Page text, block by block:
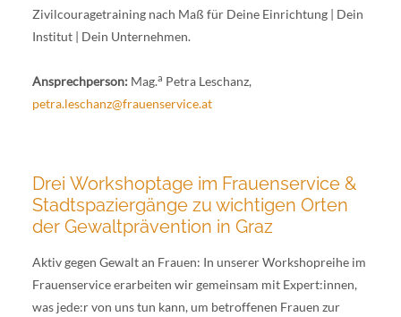
Zivilcouragetraining nach Maß für Deine Einrichtung | Dein
Institut | Dein Unternehmen.
Ansprechperson: Mag.a Petra Leschanz,
petra.leschanz@frauenservice.at
Drei Workshoptage im Frauenservice &
Stadtspaziergänge zu wichtigen Orten
der Gewaltprävention in Graz
Aktiv gegen Gewalt an Frauen: In unserer Workshopreihe im
Frauenservice erarbeiten wir gemeinsam mit Expert:innen,
was jede:r von uns tun kann, um betroffenen Frauen zur